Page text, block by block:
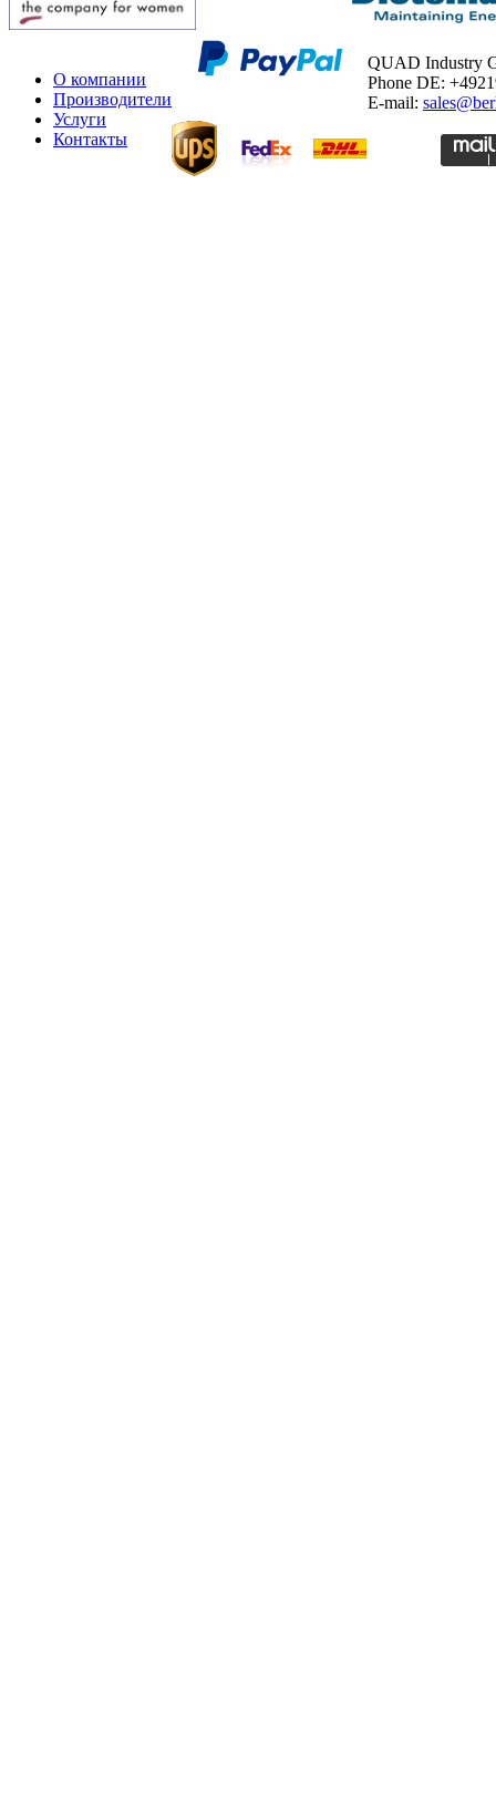
О компании
Производители
Услуги
Контакты
QUAD Industry
Phone DE:
E-mail: